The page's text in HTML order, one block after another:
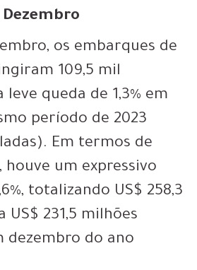
os embarques de
109,5 mil
queda de 1,3% em
período de 2023
Em termos de
houve um expressivo
totalizando US$ 258,3
US$ 231,5 milhões
dezembro do ano